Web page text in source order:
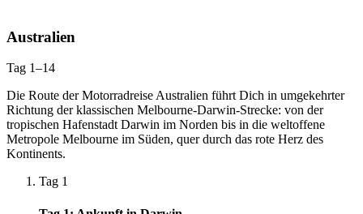
Australien
Tag 1–14
Die Route der Motorradreise Australien führt Dich in umgekehrter
Richtung der klassischen Melbourne-Darwin-Strecke: von der
tropischen Hafenstadt Darwin im Norden bis in die weltoffene
Metropole Melbourne im Süden, quer durch das rote Herz des
Kontinents.
Tag 1